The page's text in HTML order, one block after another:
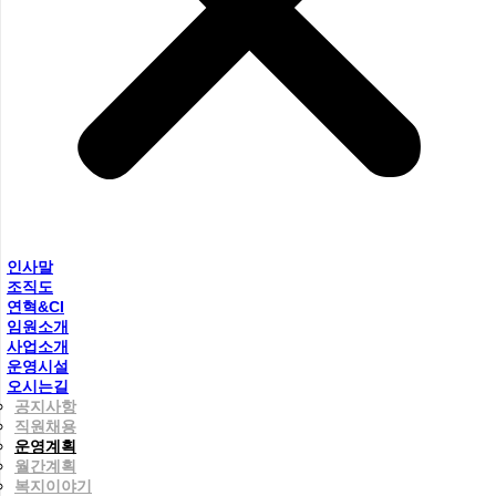
인사말
조직도
연혁&CI
임원소개
사업소개
운영시설
오시는길
공지사항
직원채용
운영계획
월간계획
복지이야기